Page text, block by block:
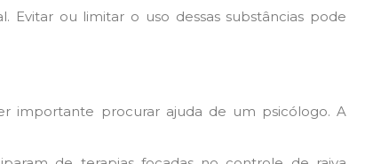
ou limitar o uso dessas substâncias pode
importante procurar ajuda de um psicólogo. A